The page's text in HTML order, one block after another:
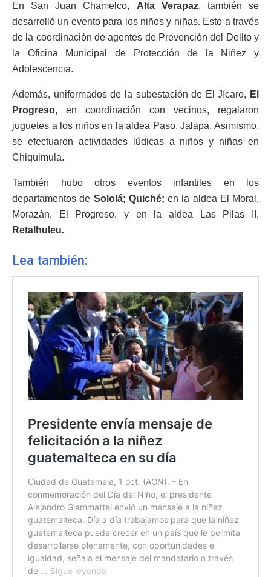
En San Juan Chamelco, Alta Verapaz, también se
desarrolló un evento para los niños y niñas. Esto a través
de la coordinación de agentes de Prevención del Delito y
la Oficina Municipal de Protección de la Niñez y
Adolescencia.
Además, uniformados de la subestación de El Jícaro, El
Progreso, en coordinación con vecinos, regalaron
juguetes a los niños en la aldea Paso, Jalapa. Asimismo,
se efectuaron actividades lúdicas a niños y niñas en
Chiquimula.
También hubo otros eventos infantiles en los
departamentos de Sololá; Quiché; en la aldea El Moral,
Morazán, El Progreso, y en la aldea Las Pilas II,
Retalhuleu.
Lea también: